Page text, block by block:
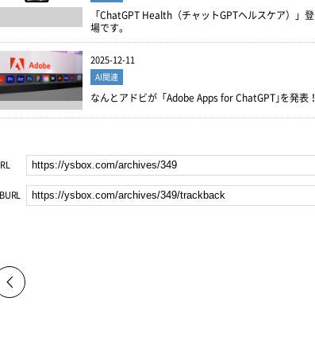
「ChatGPT Health（チャットGPTヘルスケア）」登
場です。
2025-12-11
AI関連
なんとアドビが「Adobe Apps for ChatGPT｣を発表！